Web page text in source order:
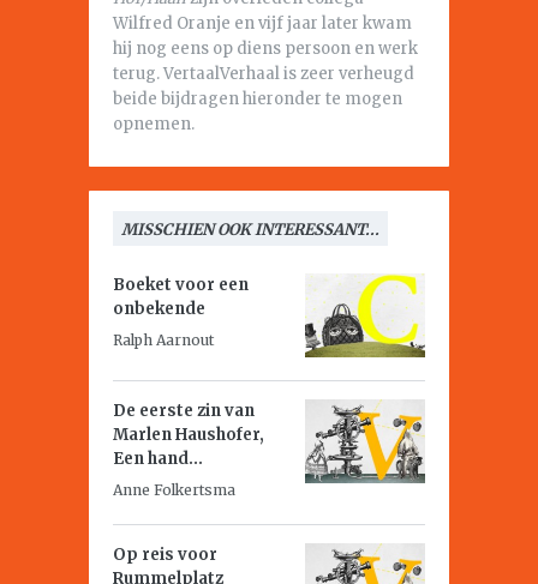
Wilfred Oranje en vijf jaar later kwam
hij nog eens op diens persoon en werk
terug. VertaalVerhaal is zeer verheugd
beide bijdragen hieronder te mogen
opnemen.
MISSCHIEN OOK INTERESSANT...
Boeket voor een
onbekende
Ralph Aarnout
De eerste zin van
Marlen Haushofer,
Een hand...
Anne Folkertsma
Op reis voor
Rummelplatz